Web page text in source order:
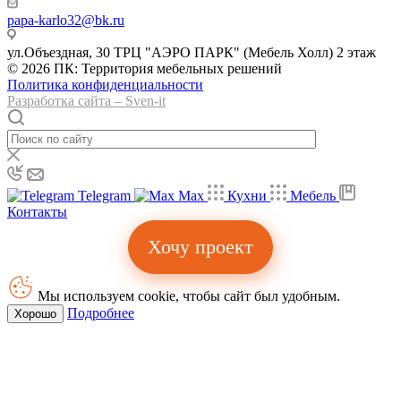
papa-karlo32@bk.ru
ул.Объездная, 30 ТРЦ "АЭРО ПАРК" (Мебель Холл) 2 этаж
© 2026 ПК: Территория мебельных решений
Политика конфиденциальности
Разработка сайта – Sven-it
Telegram Max Кухни
Мебель
Контакты
Хочу проект
Мы используем cookie, чтобы сайт был удобным.
Хорошо Подробнее